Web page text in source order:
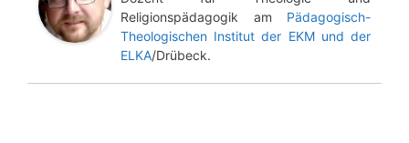
Religionspädagogik am Pädagogisch-
Theologischen Institut der EKM und der
ELKA/Drübeck.